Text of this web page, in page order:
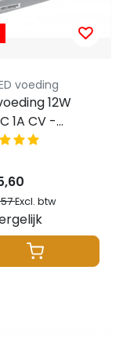
voeding
12W
1A CV -
IP67 -
Excl. btw